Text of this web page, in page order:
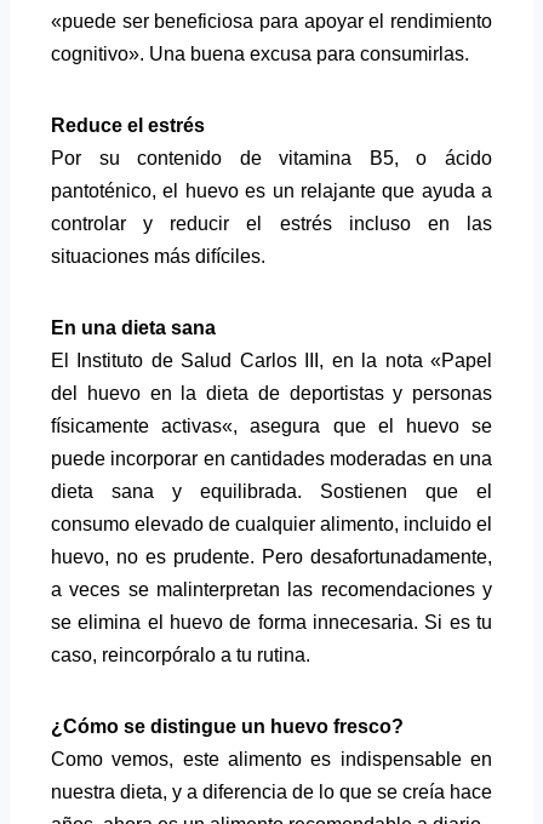
«puede ser beneficiosa para apoyar el rendimiento
cognitivo». Una buena excusa para consumirlas.
Reduce el estrés
Por su contenido de vitamina B5, o ácido
pantoténico, el huevo es un relajante que ayuda a
controlar y reducir el estrés incluso en las
situaciones más difíciles.
En una dieta sana
El Instituto de Salud Carlos III, en la nota «Papel
del huevo en la dieta de deportistas y personas
físicamente activas«, asegura que el huevo se
puede incorporar en cantidades moderadas en una
dieta sana y equilibrada. Sostienen que el
consumo elevado de cualquier alimento, incluido el
huevo, no es prudente. Pero desafortunadamente,
a veces se malinterpretan las recomendaciones y
se elimina el huevo de forma innecesaria. Si es tu
caso, reincorpóralo a tu rutina.
¿Cómo se distingue un huevo fresco?
Como vemos, este alimento es indispensable en
nuestra dieta, y a diferencia de lo que se creía hace